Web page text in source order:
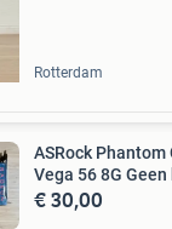
Rotterdam
ASRock Phantom
Vega 56 8G Geen
€ 30,00